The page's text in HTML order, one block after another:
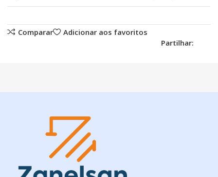
Comparar
Adicionar aos favoritos
Partilhar: